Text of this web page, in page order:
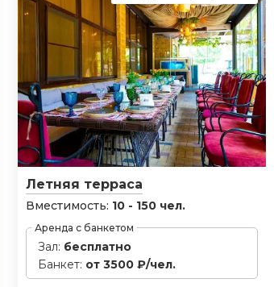
Летняя терраса
Вместимость: 10 - 150 чел.
Аренда с банкетом
Зал: бесплатно
Банкет: от 3500 ₽/чел.